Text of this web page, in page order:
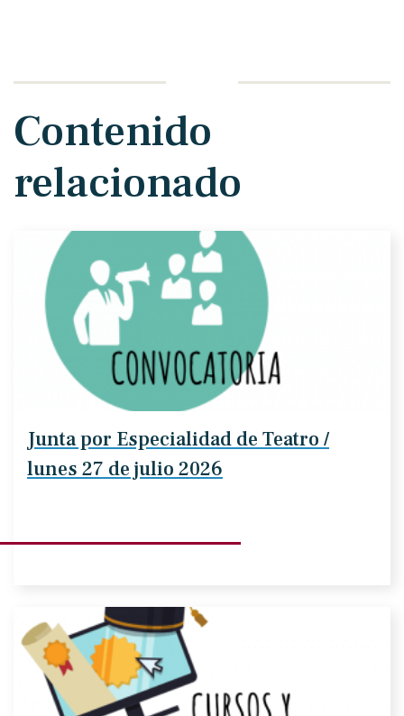
Contenido
relacionado
Junta por Especialidad de Teatro /
lunes 27 de julio 2026